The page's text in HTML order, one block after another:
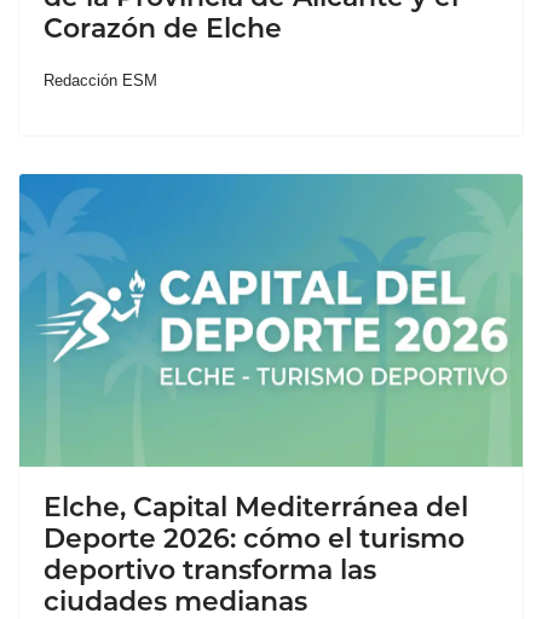
Corazón de Elche
Redacción ESM
Elche, Capital Mediterránea del
Deporte 2026: cómo el turismo
deportivo transforma las
ciudades medianas